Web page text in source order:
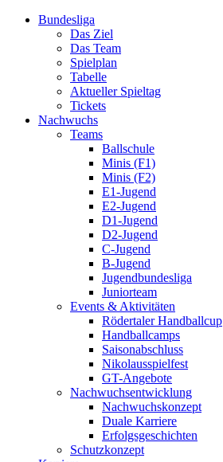
Bundesliga
Das Ziel
Das Team
Spielplan
Tabelle
Aktueller Spieltag
Tickets
Nachwuchs
Teams
Ballschule
Minis (F1)
Minis (F2)
E1-Jugend
E2-Jugend
D1-Jugend
D2-Jugend
C-Jugend
B-Jugend
Jugendbundesliga
Juniorteam
Events & Aktivitäten
Rödertaler Handballcup
Handballcamps
Saisonabschluss
Nikolausspielfest
GT-Angebote
Nachwuchsentwicklung
Nachwuchskonzept
Duale Karriere
Erfolgsgeschichten
Schutzkonzept